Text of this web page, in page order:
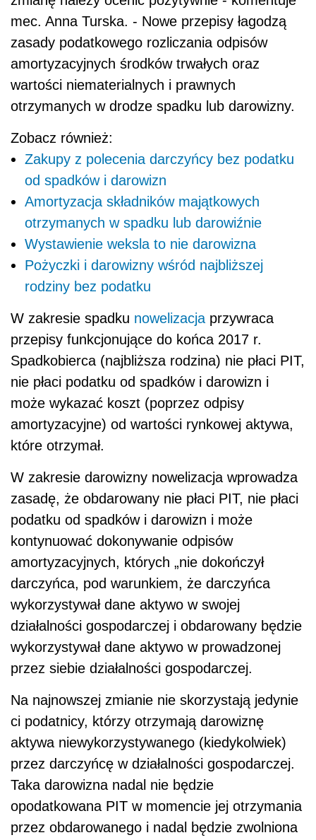
mec. Anna Turska. - Nowe przepisy łagodzą
zasady podatkowego rozliczania odpisów
amortyzacyjnych środków trwałych oraz
wartości niematerialnych i prawnych
otrzymanych w drodze spadku lub darowizny.
Zobacz również:
Zakupy z polecenia darczyńcy bez podatku
od spadków i darowizn
Amortyzacja składników majątkowych
otrzymanych w spadku lub darowiźnie
Wystawienie weksla to nie darowizna
Pożyczki i darowizny wśród najbliższej
rodziny bez podatku
W zakresie spadku nowelizacja przywraca
przepisy funkcjonujące do końca 2017 r.
Spadkobierca (najbliższa rodzina) nie płaci PIT,
nie płaci podatku od spadków i darowizn i
może wykazać koszt (poprzez odpisy
amortyzacyjne) od wartości rynkowej aktywa,
które otrzymał.
W zakresie darowizny nowelizacja wprowadza
zasadę, że obdarowany nie płaci PIT, nie płaci
podatku od spadków i darowizn i może
kontynuować dokonywanie odpisów
amortyzacyjnych, których „nie dokończył
darczyńca, pod warunkiem, że darczyńca
wykorzystywał dane aktywo w swojej
działalności gospodarczej i obdarowany będzie
wykorzystywał dane aktywo w prowadzonej
przez siebie działalności gospodarczej.
Na najnowszej zmianie nie skorzystają jedynie
ci podatnicy, którzy otrzymają darowiznę
aktywa niewykorzystywanego (kiedykolwiek)
przez darczyńcę w działalności gospodarczej.
Taka darowizna nadal nie będzie
opodatkowana PIT w momencie jej otrzymania
przez obdarowanego i nadal będzie zwolniona